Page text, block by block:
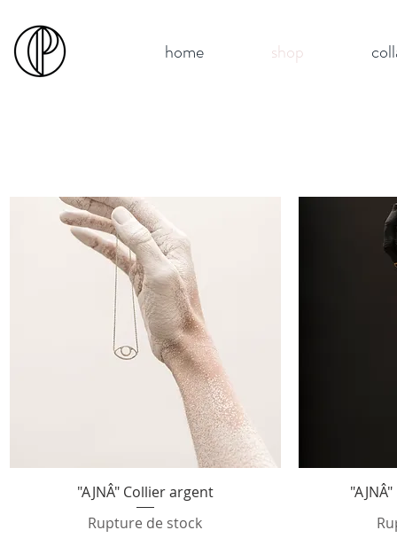
home shop
Aperçu rapide
"AJNÂ" Collier argent
Rupture de stock